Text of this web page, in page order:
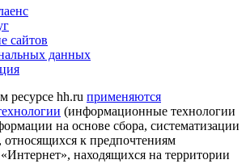
сайтов
данных
ресурсе hh.ru применяются
(информационные технологии
на основе сбора, систематизации
относящихся к предпочтениям
«Интернет», находящихся на территории